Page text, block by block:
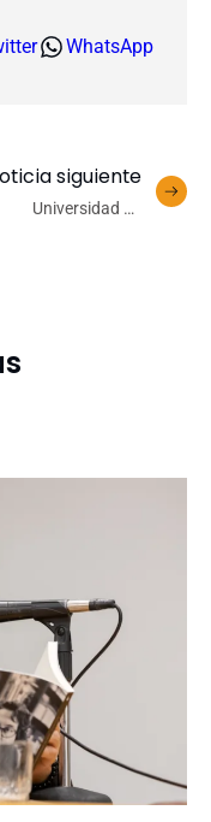
WhatsApp
siguiente
Universidad de